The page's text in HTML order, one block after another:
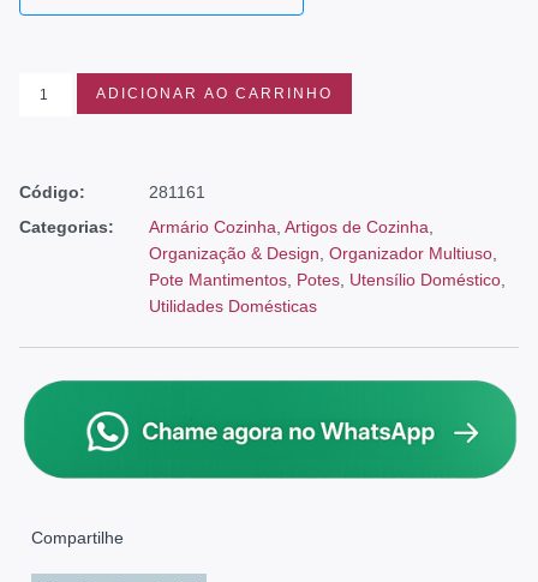
ADICIONAR AO CARRINHO
Código:
281161
Categorias:
Armário Cozinha Artigos de Cozinha
Organização & Design Organizador Multiuso
Pote Mantimentos Potes Utensílio Doméstico
Utilidades Domésticas
Compartilhe